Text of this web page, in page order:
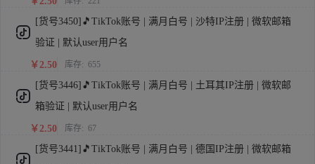
[货号3450]🎵TikTok账号 | 满月白号 | 沙特IP注册 | 微软邮箱
验证 | 默认user用户名
￥2.50 库存: 655
[货号3446]🎵TikTok账号 | 满月白号 | 土耳其IP注册 | 微软邮
箱验证 | 默认user用户名
￥2.50 库存: 67
[货号3441]🎵TikTok账号 | 满月白号 | 德国IP注册 | 微软邮箱